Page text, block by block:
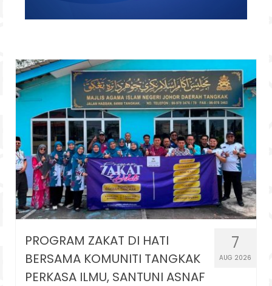
7
AUG 2026
PROGRAM ZAKAT DI HATI
BERSAMA KOMUNITI TANGKAK
PERKASA ILMU, SANTUNI ASNAF